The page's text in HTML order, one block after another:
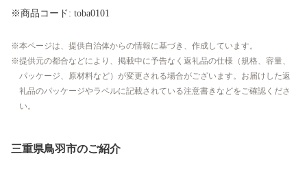
※商品コード: toba0101
本ページは、提供自治体からの情報に基づき、作成しています。
提供元の都合などにより、掲載中に予告なく返礼品の仕様（規格、容量、
パッケージ、原材料など）が変更される場合がございます。お届けした返
礼品のパッケージやラベルに記載されている注意書きなどをご確認くださ
い。
三重県鳥羽市のご紹介